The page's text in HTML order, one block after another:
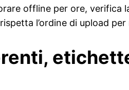
offline per ore, verifica
l’ordine di upload